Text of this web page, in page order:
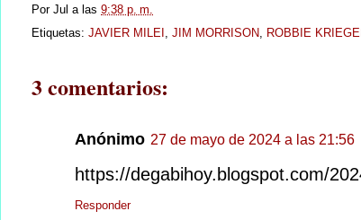
Por Jul a las 9:38 p. m.
Etiquetas: JAVIER MILEI JIM MORRISON ROBBIE
3 comentarios:
Anónimo 27 de mayo de 2024 a las 21:56
https://degabihoy.blogspot.com/
Responder